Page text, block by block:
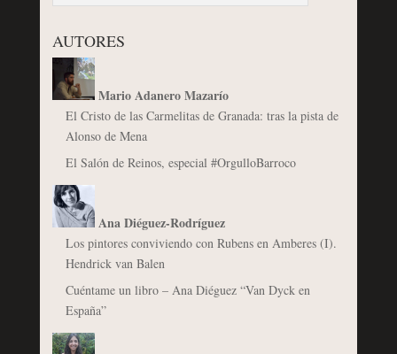
AUTORES
Mario Adanero Mazarío
El Cristo de las Carmelitas de Granada: tras la pista de
Alonso de Mena
El Salón de Reinos, especial #OrgulloBarroco
Ana Diéguez-Rodríguez
Los pintores conviviendo con Rubens en Amberes (I).
Hendrick van Balen
Cuéntame un libro – Ana Diéguez “Van Dyck en
España”